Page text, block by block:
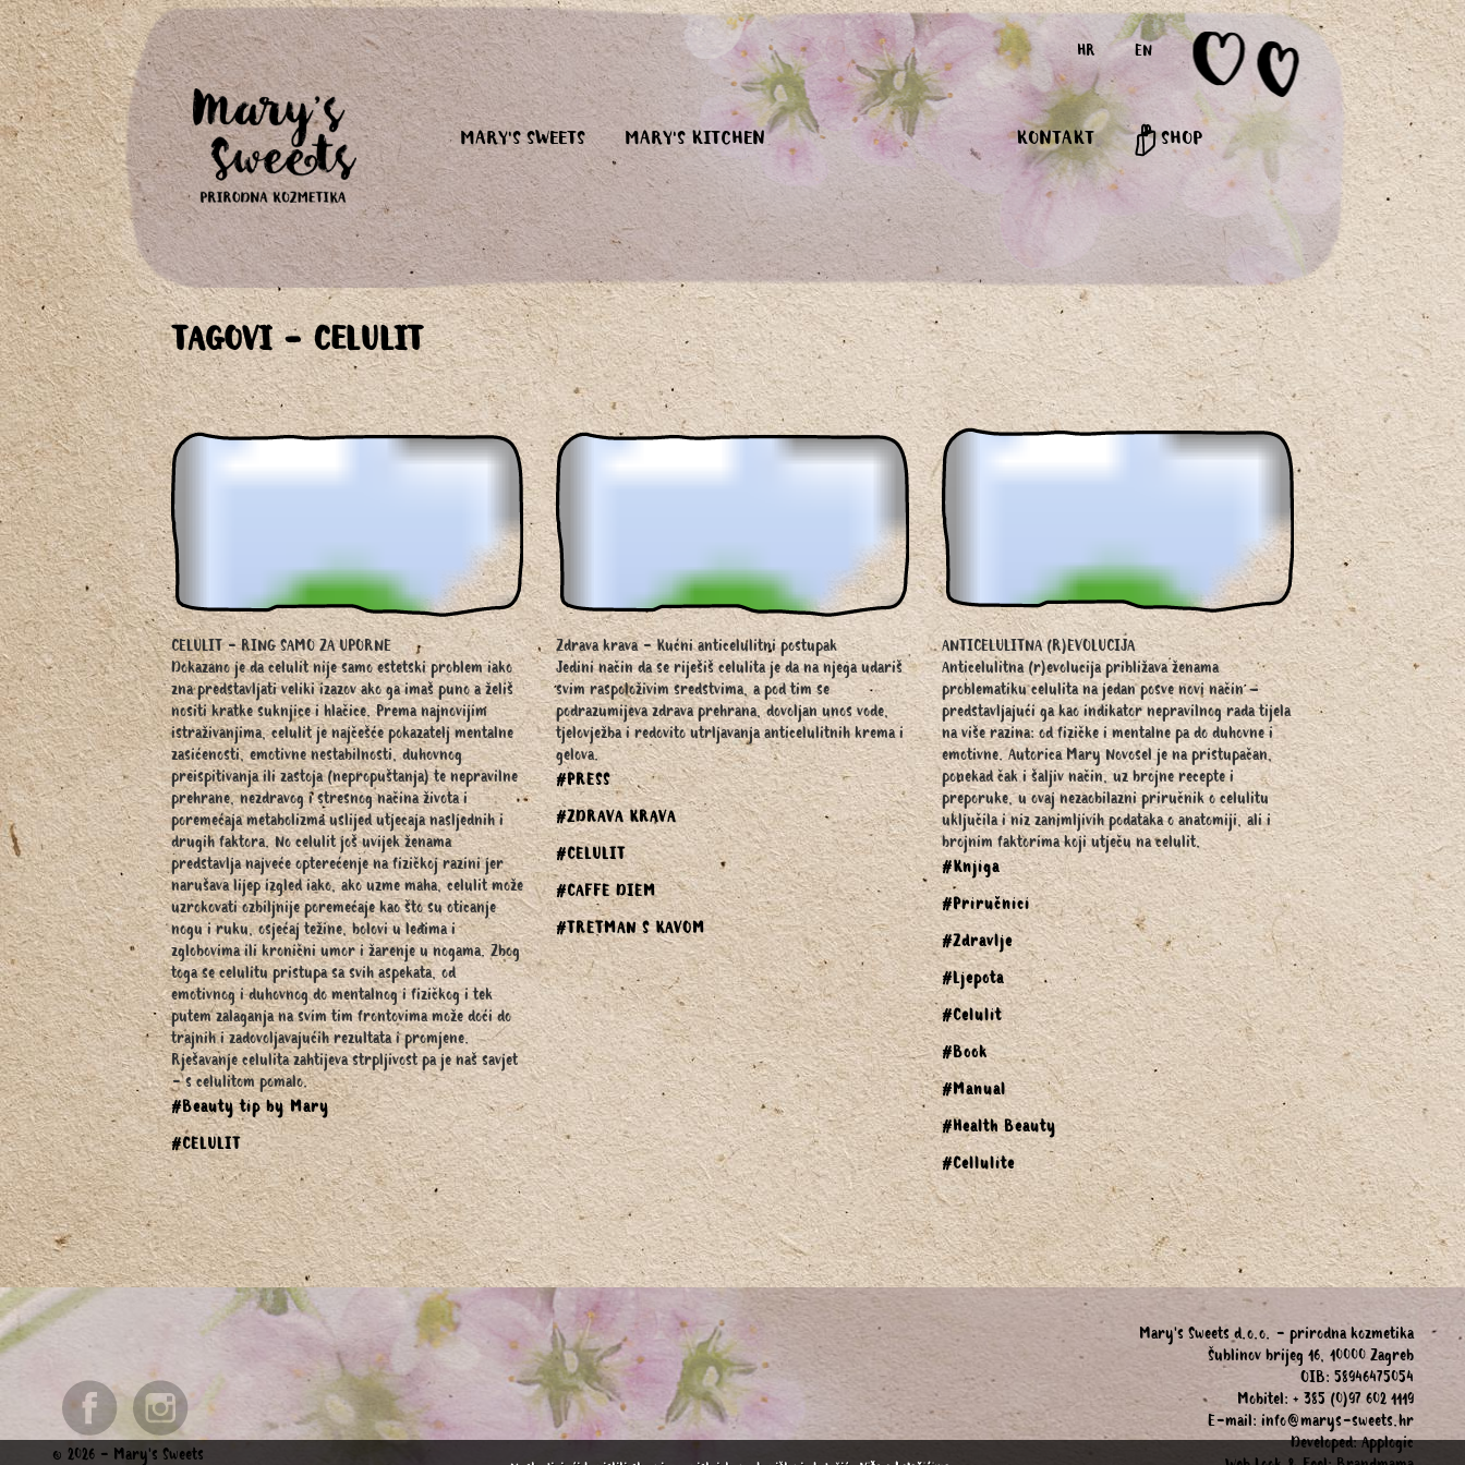
HR EN
MARY'S SWEETS MARY'S KITCHEN KONTAKT SHOP
TAGOVI - CELULIT
CELULIT - RING SAMO ZA UPORNE
Dokazano je da celulit nije samo estetski problem iako
zna predstavljati veliki izazov ako ga imaš puno a želiš
nositi kratke suknjice i hlačice. Prema najnovijim
istraživanjima, celulit je najčešće pokazatelj mentalne
zasićenosti, emotivne nestabilnosti, duhovnog
preispitivanja ili zastoja (nepropuštanja) te nepravilne
prehrane, nezdravog i stresnog načina života i
poremećaja metabolizma uslijed utjecaja nasljednih i
drugih faktora. No celulit još uvijek ženama
predstavlja najveće opterećenje na fizičkoj razini jer
narušava lijep izgled iako, ako uzme maha, celulit može
uzrokovati ozbiljnije poremećaje kao što su oticanje
nogu i ruku, osjećaj težine, bolovi u leđima i
zglobovima ili kronični umor i žarenje u nogama. Zbog
toga se celulitu pristupa sa svih aspekata, od
emotivnog i duhovnog do mentalnog i fizičkog i tek
putem zalaganja na svim tim frontovima može doći do
trajnih i zadovoljavajućih rezultata i promjene.
Rješavanje celulita zahtijeva strpljivost pa je naš savjet
- s celulitom pomalo.
#Beauty tip by Mary
#CELULIT
Zdrava krava - Kućni anticelulitni postupak
Jedini način da se riješiš celulita je da na njega udariš
svim raspoloživim sredstvima, a pod tim se
podrazumijeva zdrava prehrana, dovoljan unos vode,
tjelovježba i redovito utrljavanja anticelulitnih krema i
gelova.
#PRESS
#ZDRAVA KRAVA
#CELULIT
#CAFFE DIEM
#TRETMAN S KAVOM
ANTICELULITNA (R)EVOLUCIJA
Anticelulitna (r)evolucija približava ženama
problematiku celulita na jedan posve novi način –
predstavljajući ga kao indikator nepravilnog rada tijela
na više razina: od fizičke i mentalne pa do duhovne i
emotivne. Autorica Mary Novosel je na pristupačan,
ponekad čak i šaljiv način, uz brojne recepte i
preporuke, u ovaj nezaobilazni priručnik o celulitu
uključila i niz zanimljivih podataka o anatomiji, ali i
brojnim faktorima koji utječu na celulit.
#Knjiga
#Priručnici
#Zdravlje
#Ljepota
#Celulit
#Book
#Manual
#Health Beauty
#Cellulite
© 2026 - Mary's Sweets
Mary's Sweets d.o.o. - prirodna kozmetika
Šublinov brijeg 16, 10000 Zagreb
OIB: 58946475054
Mobitel: + 385 (0)97 602 1119
E-mail: info@marys-sweets.hr
Developed: Applogic